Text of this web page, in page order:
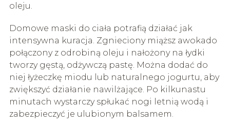
oleju.
Domowe maski do ciała potrafią działać jak
intensywna kuracja. Zgnieciony miąższ awokado
połączony z odrobiną oleju i nałożony na łydki
tworzy gęstą, odżywczą pastę. Można dodać do
niej łyżeczkę miodu lub naturalnego jogurtu, aby
zwiększyć działanie nawilżające. Po kilkunastu
minutach wystarczy spłukać nogi letnią wodą i
zabezpieczyć je ulubionym balsamem.